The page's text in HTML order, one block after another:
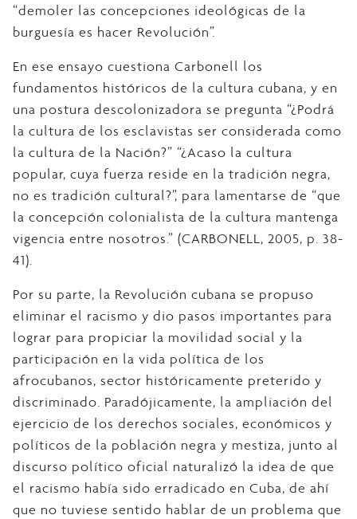
“demoler las concepciones ideológicas de la
burguesía es hacer Revolución”.
En ese ensayo cuestiona Carbonell los
fundamentos históricos de la cultura cubana, y en
una postura descolonizadora se pregunta “¿Podrá
la cultura de los esclavistas ser considerada como
la cultura de la Nación?” “¿Acaso la cultura
popular, cuya fuerza reside en la tradición negra,
no es tradición cultural?”, para lamentarse de “que
la concepción colonialista de la cultura mantenga
vigencia entre nosotros.” (CARBONELL, 2005, p. 38-
41).
Por su parte, la Revolución cubana se propuso
eliminar el racismo y dio pasos importantes para
lograr para propiciar la movilidad social y la
participación en la vida política de los
afrocubanos, sector históricamente preterido y
discriminado. Paradójicamente, la ampliación del
ejercicio de los derechos sociales, económicos y
políticos de la población negra y mestiza, junto al
discurso político oficial naturalizó la idea de que
el racismo había sido erradicado en Cuba, de ahí
que no tuviese sentido hablar de un problema que